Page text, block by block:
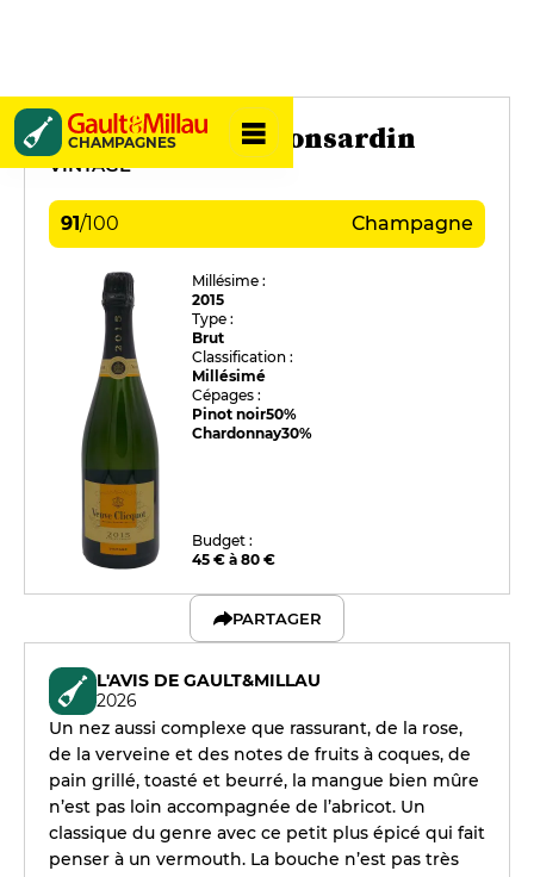
CHAMPAGNES
Veuve Clicquot Ponsardin
VINTAGE
91/100 Champagne
Millésime :
2015
Type :
Brut
Classification :
Millésimé
Cépages :
Pinot noir50%
Chardonnay30%
Budget :
45 € à 80 €
PARTAGER
L'AVIS DE GAULT&MILLAU
2026
Un nez aussi complexe que rassurant, de la rose,
de la verveine et des notes de fruits à coques, de
pain grillé, toasté et beurré, la mangue bien mûre
n’est pas loin accompagnée de l’abricot. Un
classique du genre avec ce petit plus épicé qui fait
penser à un vermouth. La bouche n’est pas très